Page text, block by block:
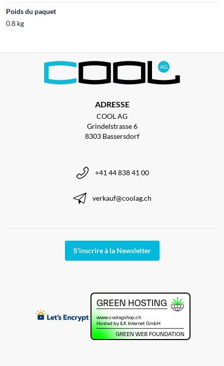
Poids du paquet
0.8 kg
ADRESSE
COOL AG
Grindelstrasse 6
8303 Bassersdorf
+41 44 838 41 00
verkauf@coolag.ch
S'inscrire à la Newsletter